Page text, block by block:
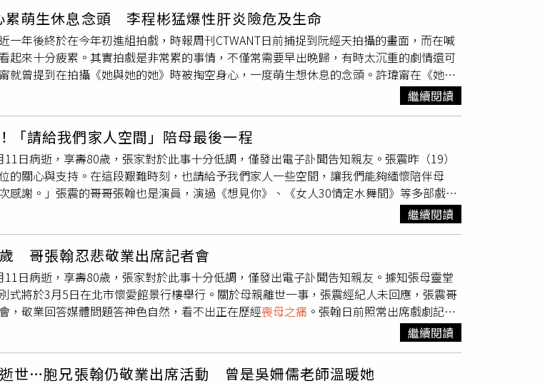
，是否已經走出喪母之痛？唐治平坦言：「我不確定。」透露母親過世後曾夢到自己飛進
圓桌旁坐著兩男一女的外國小孩，他看著小女孩冒出很愛她的念頭，他覺得這是自己的預
胎當他的女兒，最後他感性地說：「想跟媽媽說我愛你，我希望成家立業，您回來當我小
已經開始指導表演，期待戲約上門，未來也即將教泰拳。
累萌生休息念頭 李程彬猛爆性肝炎險危及生命
一年後終於在今年初進組拍戲，時報周刊CTWANT日前捕捉到阮經天拍攝的畫面，而在喊
起來十分疲累。其實拍戲是非常累的事情，不僅常需要早出晚歸，有時太沉重的劇情還可
就曾提到在拍攝《她與她的她》時被掏空身心，一度萌生想休息的念頭。許瑋甯在《她與
讓她拍到「心很累」，而且看到劇中的家人都會忍不住想掉淚，直呼：「每一場我都要瘋
個人都被抽乾，甚至第一次覺得需要休息一陣子。為了緩解情緒，她會在導演喊卡時獨自
猛爆性肝炎。（圖／翻攝自李程彬臉書）同樣以《她與她的她》拿下金鐘迷你劇視帝的李
爆性肝炎，醫生還說他差點就有生命危險，後來他每次殺青都會刮痧及休息，在拍古裝或
2、3天就去刮一次。此外，他也在拍戲時摔到右膝蓋碎裂、拍打戲左肩脫臼，到現在都還
相當辛苦。古天樂右半身突然麻痺，被醫生告知傷到神經。（圖／翻攝自古天樂臉書）港
經典作品，但長期高強度的拍戲生活，讓他一直有頸椎痛的毛病，他原本不以為意，某天
就醫後被醫生告知已經傷到神經，不過當時古天樂正在趕拍戲，只好先吃醫生開的止痛藥
幸好經過治療後恢復良好，沒留下後遺症。
繼續閱讀
「請給我們家人空間」陪母最後一程
日病逝，享壽80歲，張家對於此事十分低調，僅發出電子訃聞告知親友。張震昨（19）
的關心與支持。在這段艱難時刻，也請給予我們家人一些空間，讓我們能夠緬懷陪伴母
感謝。」張震的哥哥張翰也是演員，演過《想見你》、《女人30情定水舞間》等多部戲
爸爸則是張國柱，一家人都是藝人。張翰18日才出席戲劇記者會，還大方談論生死議題，
。張家電子訃聞裡的追思文以張翰、張震兄弟名義撰寫：「我們摯
114年2月11日安詳走完80年的人生旅程，留下我們永恆且美好的回憶。我們將於民國114
館景行樓1樓【至忠2廳】舉辦追思告別奠禮。敬邀至親好友與我們一同緬懷追憶，全體家
翰則透過經紀人表示，工作先前就已經安排好，所以仍如期出席記者會，「目前都還好，
懇請認識母親的朋友為她送上祝福，也請體諒我們的心情，讓家人能有更多時間陪伴母親
，敬請見諒。」張翰18日照常出席戲劇記者會，低調未提母親離世消息。（圖／大愛電視
繼續閱讀
哥張翰忍悲敬業出席記者會
日病逝，享壽80歲，張家對於此事十分低調，僅發出電子訃聞告知親友。據知張母靈堂
式將於3月5日在北市懷愛館景行樓舉行。關於母親離世一事，張震經紀人未回應，張震哥
，敬業回答媒體問題答神色自然，看不出正在歷經喪母之痛 。張翰日前照常出席戲劇記者
。（圖／大愛電視提供）張翰透過經紀人表示，工作先前就已經安排好，還是如期出席，
的關心與慰問。懇請認識母親的朋友為她送上祝福，也請體諒我們的心情，讓家人能有更
若造成任何不便，敬請見諒。」
繼續閱讀
世…胞兄張翰仍敬業出席活動 曾是吳姍儒老師溫暖她